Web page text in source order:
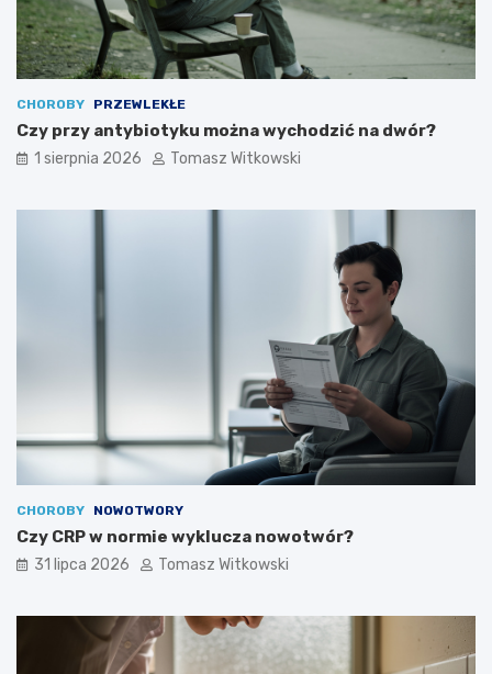
CHOROBY PRZEWLEKŁE
Czy przy antybiotyku można wychodzić na dwór?
1 sierpnia 2026 Tomasz Witkowski
CHOROBY NOWOTWORY
Czy CRP w normie wyklucza nowotwór?
31 lipca 2026 Tomasz Witkowski